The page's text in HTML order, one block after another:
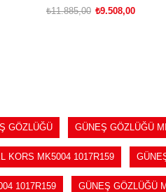
₺9.508,00
₺11.885,00
GÖZLÜĞÜ GÜNEŞ GÖZLÜĞÜ
KORS MK5004 1017R159
1017R159 GÜNEŞ GÖZLÜĞÜ